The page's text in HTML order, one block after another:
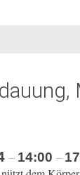
– 14:00 –